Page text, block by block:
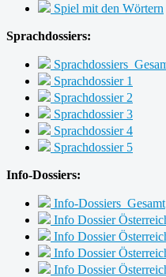
Spiel mit den Wörtern
Sprachdossiers:
Sprachdossier 1
Sprachdossier 2
Sprachdossier 3
Sprachdossier 4
Sprachdossier 5
Info-Dossiers:
Info-Dossiers_Gesamt
Info Dossier
Info Dossier
Info Dossier
Info Dossier